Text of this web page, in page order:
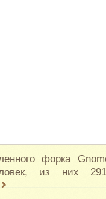
форка
из них